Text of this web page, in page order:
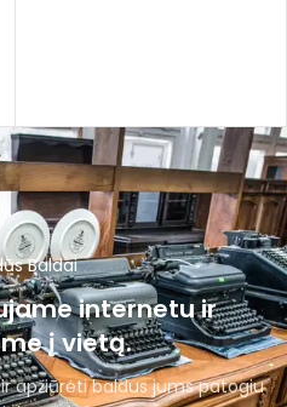
Baldai
internetu ir
į vietą.
apžiūrėti baldus jums patogiu